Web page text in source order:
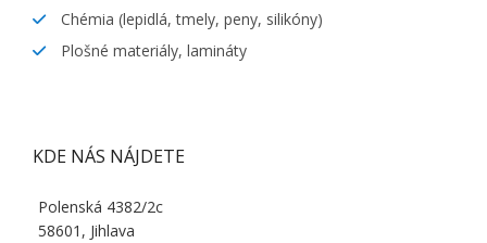
Chémia (lepidlá, tmely, peny, silikóny)
Plošné materiály, lamináty
KDE NÁS NÁJDETE
Polenská 4382/2c
58601, Jihlava